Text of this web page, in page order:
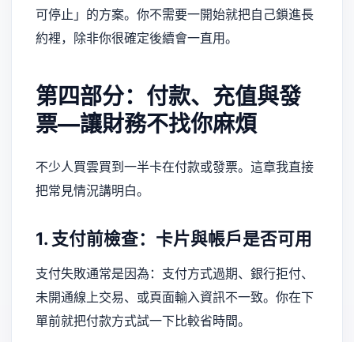
可停止」的方案。你不需要一開始就把自己鎖進長
約裡，除非你很確定後續會一直用。
第四部分：付款、充值與發
票—讓財務不找你麻煩
不少人買雲買到一半卡在付款或發票。這章我直接
把常見情況講明白。
1. 支付前檢查：卡片與帳戶是否可用
支付失敗通常是因為：支付方式過期、銀行拒付、
未開通線上交易、或頁面輸入資訊不一致。你在下
單前就把付款方式試一下比較省時間。